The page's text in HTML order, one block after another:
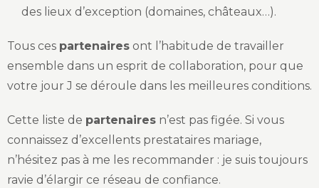
des lieux d’exception (domaines, châteaux…).
Tous ces partenaires ont l’habitude de travailler
ensemble dans un esprit de collaboration, pour que
votre jour J se déroule dans les meilleures conditions.
Cette liste de partenaires n’est pas figée. Si vous
connaissez d’excellents prestataires mariage,
n’hésitez pas à me les recommander : je suis toujours
ravie d’élargir ce réseau de confiance.